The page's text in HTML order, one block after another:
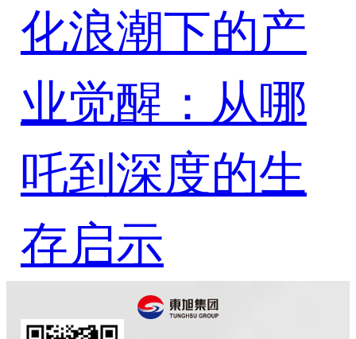
化浪潮下的产
业觉醒：从哪
吒到深度的生
存启示